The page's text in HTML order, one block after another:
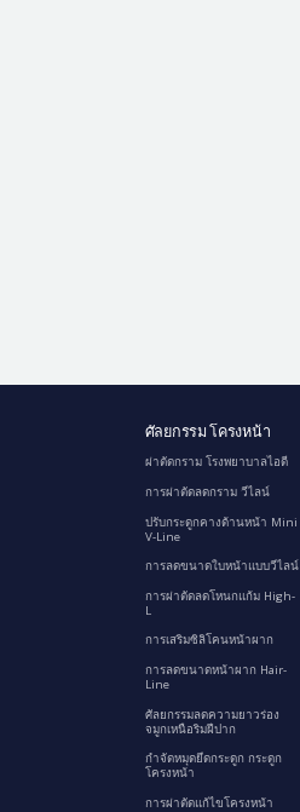
ศัลยกรรม โครงหน้า
ผ่าตัดกราม โรงพยาบาลไอดี
การผ่าตัดลดกราม วีไลน์
ปรับกระดูกคางด้านหน้า Mini
V-Line
การลดขนาดใบหน้าแบบวีไลน์
การผ่าตัดลดโหนกแก้ม High-
L
การเสริมซิลิโคนหน้าผาก
การลดขนาดหน้าผาก Hair-
Line
ศัลยกรรมลดความยาวร่อง
จมูกเหนือริมฝีปาก
กำจัดหมุดยึดกระดูก กระดูก
โครงหน้า
การผ่าตัดแก้ไขโครงหน้า